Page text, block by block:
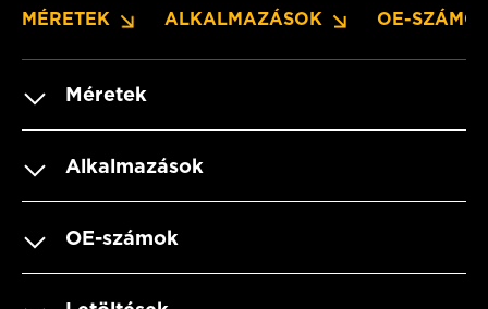
MÉRETEK ALKALMAZÁSOK OE-
Méretek
Alkalmazások
OE-számok